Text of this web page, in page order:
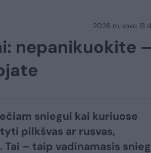
2026 m. kovo 13
nepanikuokite
sniegui kai kuriuose
pilkšvas ar rusvas,
– taip vadinamasis